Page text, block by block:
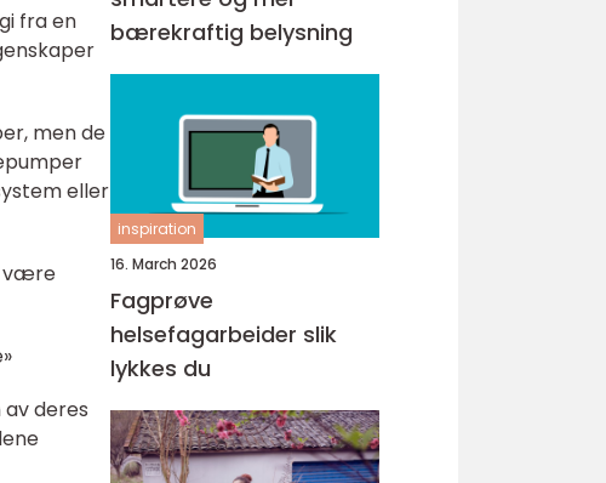
fra en
men de
eller
være
deres
bærekraftig belysning
inspiration
16. March 2026
Fagprøve
helsefagarbeider slik
lykkes du